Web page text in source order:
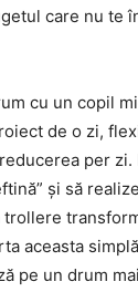
care nu te
cu un copil
de o zi,
per
și să
trollere
aceasta
pe un drum